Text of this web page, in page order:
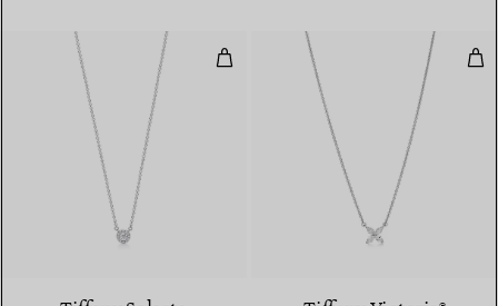
Anhänger in Platin mit